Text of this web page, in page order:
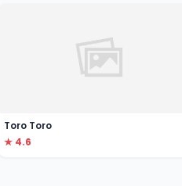
Toro Toro
★ 4.6